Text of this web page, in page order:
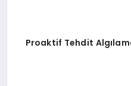
Proaktif Tehdit Algı